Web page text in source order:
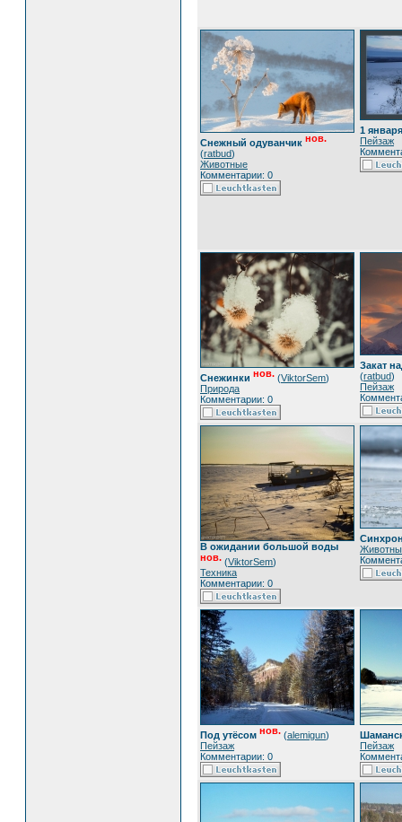
Снежный одуванчик нов.
(ratbud)
Животные
Комментарии: 0
1
Пейзаж
Снежинки нов. (ViktorSem)
Природа
Комментарии: 0
Закат
(ratbud)
Пейзаж
В ожидании большой воды
нов. (ViktorSem)
Техника
Комментарии: 0
Под утёсом нов. (alemigun)
Пейзаж
Комментарии: 0
Пейзаж